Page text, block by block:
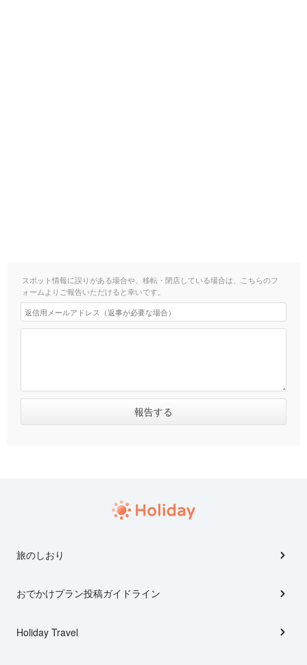
スポット情報に誤りがある場合や、移転・閉店している場合は、こちらのフ
ォームよりご報告いただけると幸いです。
旅のしおり
おでかけプラン投稿ガイドライン
Holiday Travel